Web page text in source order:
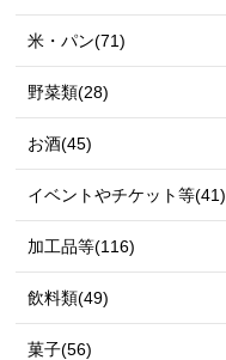
米・パン(71)
野菜類(28)
お酒(45)
イベントやチケット等(41)
加工品等(116)
飲料類(49)
菓子(56)